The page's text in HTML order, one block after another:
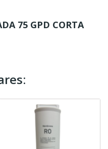
75 GPD CORTA